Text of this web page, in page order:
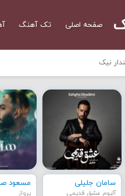
صفحه اصلی تک آهنگ
نیک
سامان جلیلی
آلبوم عشق قدیمی
مسعود
پرواز